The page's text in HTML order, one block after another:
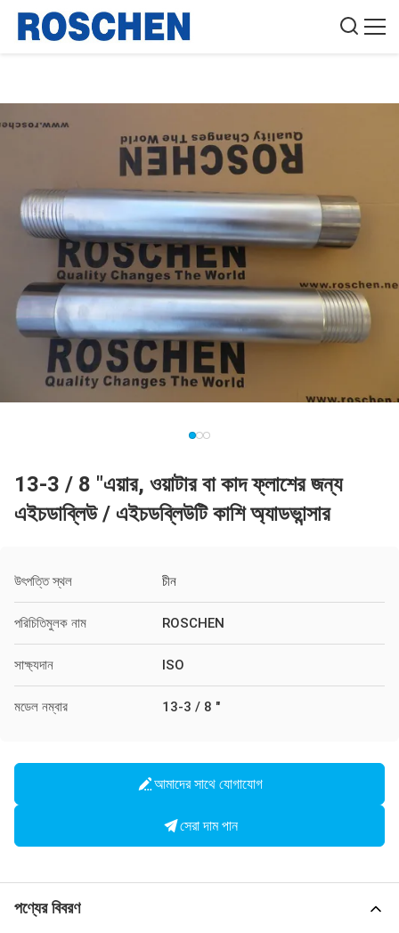
13-3 / 8 "এয়ার, ওয়াটার বা কাদ ফ্লাশের জন্য
এইচডাব্লিউ / এইচডব্লিউটি কাশি অ্যাডভান্সার
উৎপত্তি স্থল চীন
পরিচিতিমুলক নাম ROSCHEN
সাক্ষ্যদান ISO
মডেল নম্বার 13-3 / 8 "
আমাদের সাথে যোগাযোগ
সেরা দাম পান
পণ্যের বিবরণ